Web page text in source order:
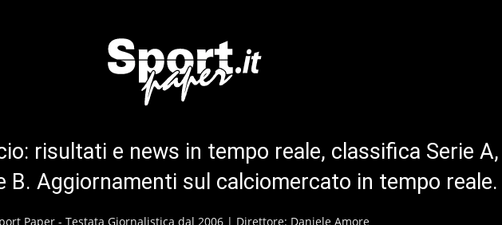
risultati e news in tempo reale, classifica Serie A,
B. Aggiornamenti sul calciomercato in tempo reale.
Paper - Testata Giornalistica dal 2006 | Direttore: Daniele Amore